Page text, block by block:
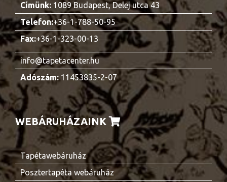
Címünk: 1089 Budapest, Delej utca 43
Telefon:+36-1-788-50-95
Fax:+36-1-323-00-13
info@tapetacenter.hu
Adószám:11453835-2-07
WEBÁRUHÁZAINK
Tapétawebáruház
Posztertapéta webáruház